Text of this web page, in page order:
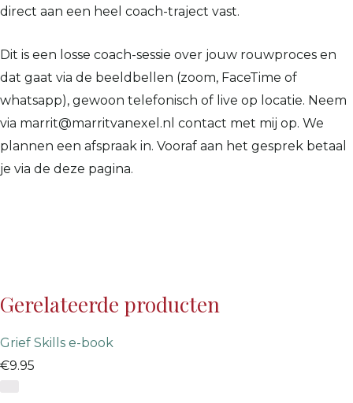
direct aan een heel coach-traject vast.
Dit is een losse coach-sessie over jouw rouwproces en
dat gaat via de beeldbellen (zoom, FaceTime of
whatsapp), gewoon telefonisch of live op locatie. Neem
via marrit@marritvanexel.nl contact met mij op. We
plannen een afspraak in. Vooraf aan het gesprek betaal
je via de deze pagina.
Gerelateerde producten
Grief Skills e-book
€9.95